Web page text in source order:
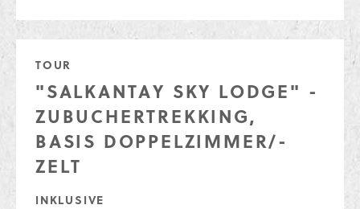
TOUR
"SALKANTAY SKY LODGE" -
ZUBUCHERTREKKING,
BASIS DOPPELZIMMER/-
ZELT
INKLUSIVE